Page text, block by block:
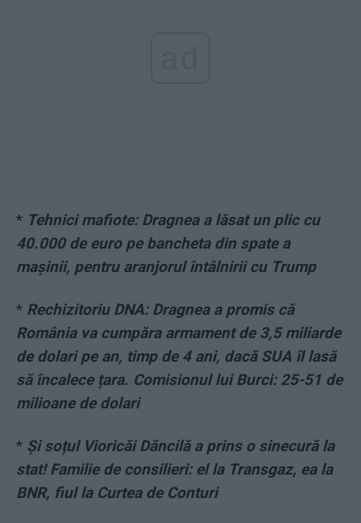
* Tehnici mafiote: Dragnea a lăsat un plic cu
40.000 de euro pe bancheta din spate a
mașinii, pentru aranjorul întâlnirii cu Trump
* Rechizitoriu DNA: Dragnea a promis că
România va cumpăra armament de 3,5 miliarde
de dolari pe an, timp de 4 ani, dacă SUA îl lasă
să încalece țara. Comisionul lui Burci: 25-51 de
milioane de dolari
* Și soțul Vioricăi Dăncilă a prins o sinecură la
stat! Familie de consilieri: el la Transgaz, ea la
BNR, fiul la Curtea de Conturi